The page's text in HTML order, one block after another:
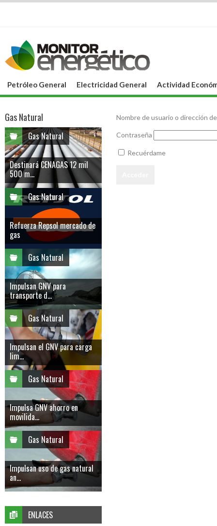
Petróleo General Electricidad General Actividad
Nombre de usuario o dirección
Contraseña
Recuérdame
Gas Natural
Gas Natural
Destinará CENAGAS 12 mil
500 m...
Gas Natural
Refuerza Repsol mercado de
gas
Gas Natural
Impulsan GNV para
transporte d...
Gas Natural
Impulsan el GNV para carga
lim...
Gas Natural
Impulsa GNV ahorro en
movilida...
Gas Natural
Impulsan uso de gas natural
an...
ENLACES